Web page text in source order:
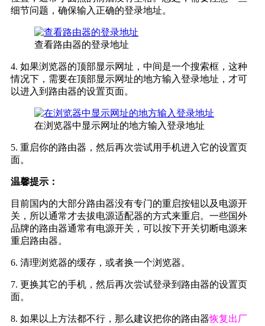
细节问题，确保输入正确的登录地址。
查看路由器的登录地址
4. 如果浏览器的顶部显示网址，中间是一个搜索框，这种
情况下，需要在顶部显示网址的地方输入登录地址，才可
以进入到路由器的设置页面。
在浏览器中显示网址的地方输入登录地址
5. 重启你的路由器，然后再次尝试用手机进入它的设置页
面。
温馨提示：
目前国内的大部分路由器没有专门的重启按钮以及电源开
关，所以通常才去拔电源适配器的方式来重启。一些国外
品牌的路由器通常有电源开关，可以按下开关切断电源来
重启路由器。
6. 清理浏览器的缓存，或者换一个浏览器。
7. 更换其它的手机，然后再次尝试登录到路由器的设置页
面。
8. 如果以上方法都不行，那么建议把你的路由器恢复出厂